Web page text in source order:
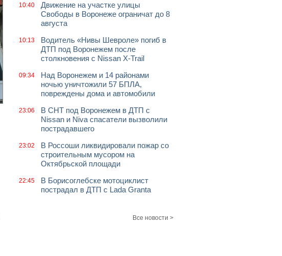
10:40
Движение на участке улицы
Свободы в Воронеже ограничат до 8
августа
10:13
Водитель «Нивы Шевроле» погиб в
ДТП под Воронежем после
столкновения с Nissan X-Trail
09:34
Над Воронежем и 14 районами
ночью уничтожили 57 БПЛА,
повреждены дома и автомобили
23:06
В СНТ под Воронежем в ДТП с
Nissan и Niva спасатели вызволили
пострадавшего
23:02
В Россоши ликвидировали пожар со
строительным мусором на
Октябрьской площади
22:45
В Борисоглебске мотоциклист
пострадал в ДТП с Lada Granta
Все новости >